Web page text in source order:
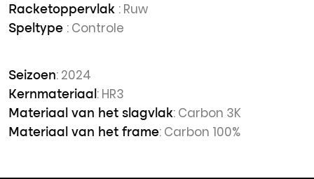
Racketoppervlak : Ruw
Speltype : Controle
Seizoen: 2024
Kernmateriaal : HR3
Materiaal van het slagvlak: Carbon 3K
Materiaal van het frame: Carbon 100%